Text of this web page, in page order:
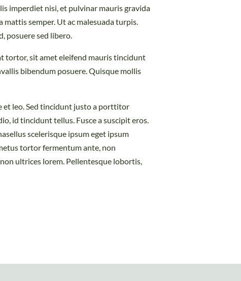
imperdiet nisi, et pulvinar mauris gravida
semper. Ut ac malesuada turpis.
posuere sed libero.
tortor, sit amet eleifend mauris tincidunt
bibendum posuere. Quisque mollis
et leo. Sed tincidunt justo a porttitor
id tincidunt tellus. Fusce a suscipit eros.
scelerisque ipsum eget ipsum
tortor fermentum ante, non
ultrices lorem. Pellentesque lobortis,